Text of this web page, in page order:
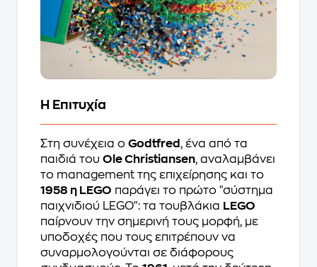
Η Επιτυχία
Στη συνέχεια ο Godtfred, ένα από τα
παιδιά του Ole Christiansen, αναλαμβάνει
το management της επιχείρησης και το
1958 η LEGO παράγει το πρώτο "σύστημα
παιχνιδιού LEGO": τα τουβλάκια LEGO
παίρνουν την σημερινή τους μορφή, με
υποδοχές που τους επιτρέπουν να
συναρμολογούνται σε διάφορους